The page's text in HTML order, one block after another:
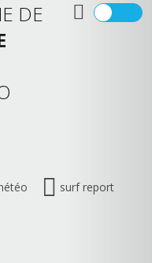
DE
surf report